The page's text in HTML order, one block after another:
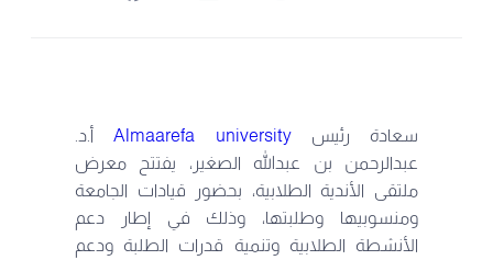
سعادة رئيسAlmaarefa universityأ.د.
عبدالرحمن بن عبدالله الصغير، يفتتح معرض
ملتقى الأندية الطلابية، بحضور قيادات الجامعة
ومنسوبيها وطلبتها، وذلك في إطار دعم
الأنشطة الطلابية وتنمية قدرات الطلبة ودعم